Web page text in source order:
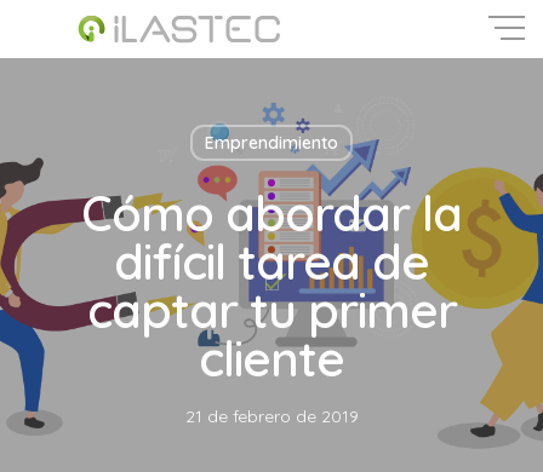
main
Emprendimiento
Cómo abordar la
difícil tarea de
captar tu primer
cliente
21 de febrero de 2019